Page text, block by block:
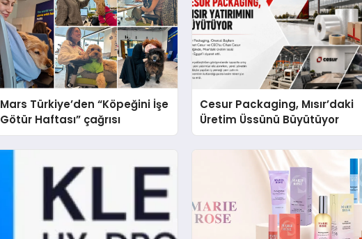
Mars Türkiye’den “Köpeğini İşe
Götür Haftası” çağrısı
Cesur Packaging, Mısır’daki
Üretim Üssünü Büyütüyor